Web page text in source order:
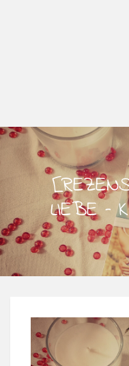
LIEBE –